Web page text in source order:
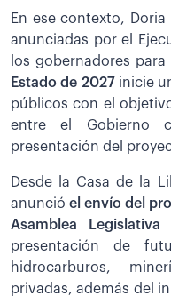
En ese contexto,
anunciadas por el
los gobernadores para
Estado de 2027 inicie
públicos con el
entre el Gobierno
presentación del
Desde la Casa de la
anunció el envío del
Asamblea Legislativa
presentación de
hidrocarburos,
privadas, además del